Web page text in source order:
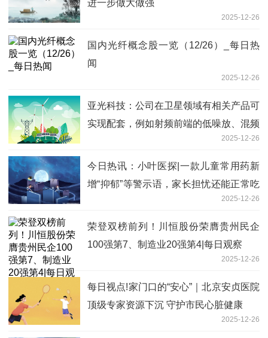
进一步做大做强
2025-12-26
国内光纤概念股一览（12/26）_每日热
闻
2025-12-26
亚光科技：公司在卫星领域有相关产品可
实现配套，例如射频前端的低噪放、混频
器、功分器、滤波器、信号检测电路等
2025-12-26
今日热讯：小叶医探|一款儿童常用药新
增“抑郁”等警示语，家长担忧还能正常吃
2025-12-26
荣登双榜前列！川恒股份荣膺贵州民企
100强第7、制造业20强第4|每日观察
2025-12-26
每日视点!家门口的“安心”｜北京安贞医院
顶级专家资源下沉 守护市民心脏健康
2025-12-26